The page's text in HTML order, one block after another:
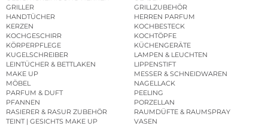
GRILLER
GRILLZUBEHÖR
HANDTÜCHER
HERREN PARFUM
KERZEN
KOCHBESTECK
KOCHGESCHIRR
KOCHTÖPFE
KÖRPERPFLEGE
KÜCHENGERÄTE
KUGELSCHREIBER
LAMPEN & LEUCHTEN
LEINTÜCHER & BETTLAKEN
LIPPENSTIFT
MAKE UP
MESSER & SCHNEIDWAREN
MÖBEL
NAGELLACK
PARFUM & DUFT
PEELING
PFANNEN
PORZELLAN
RASIERER & RASUR ZUBEHÖR
RAUMDÜFTE & RAUMSPRAY
TEINT | GESICHTS MAKE UP
VASEN